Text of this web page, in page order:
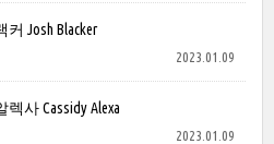
Josh Blacker
2023.01.09
사 Cassidy Alexa
2023.01.09